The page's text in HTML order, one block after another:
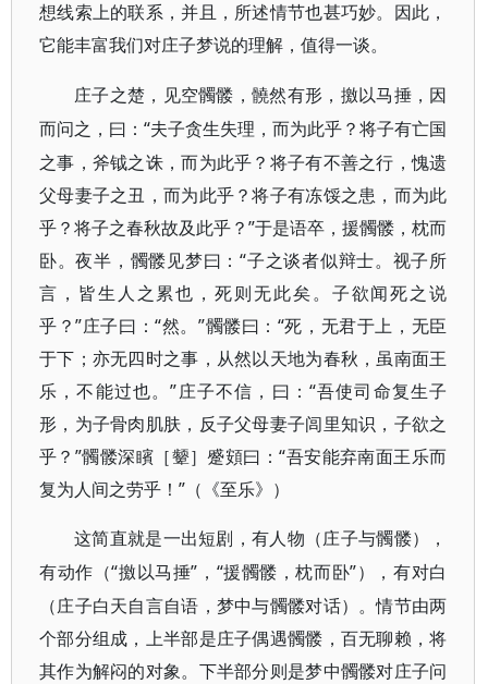
想线索上的联系，并且，所述情节也甚巧妙。因此，
它能丰富我们对庄子梦说的理解，值得一谈。
庄子之楚，见空髑髅，髐然有形，撽以马捶，因
而问之，曰：“夫子贪生失理，而为此乎？将子有亡国
之事，斧钺之诛，而为此乎？将子有不善之行，愧遗
父母妻子之丑，而为此乎？将子有冻馁之患，而为此
乎？将子之春秋故及此乎？”于是语卒，援髑髅，枕而
卧。夜半，髑髅见梦曰：“子之谈者似辩士。视子所
言，皆生人之累也，死则无此矣。子欲闻死之说
乎？”庄子曰：“然。”髑髅曰：“死，无君于上，无臣
于下；亦无四时之事，从然以天地为春秋，虽南面王
乐，不能过也。”庄子不信，曰：“吾使司命复生子
形，为子骨肉肌肤，反子父母妻子闾里知识，子欲之
乎？”髑髅深矉［颦］蹙頞曰：“吾安能弃南面王乐而
复为人间之劳乎！”（《至乐》）
这简直就是一出短剧，有人物（庄子与髑髅），
有动作（“撽以马捶”，“援髑髅，枕而卧”），有对白
（庄子白天自言自语，梦中与髑髅对话）。情节由两
个部分组成，上半部是庄子偶遇髑髅，百无聊赖，将
其作为解闷的对象。下半部分则是梦中髑髅对庄子问